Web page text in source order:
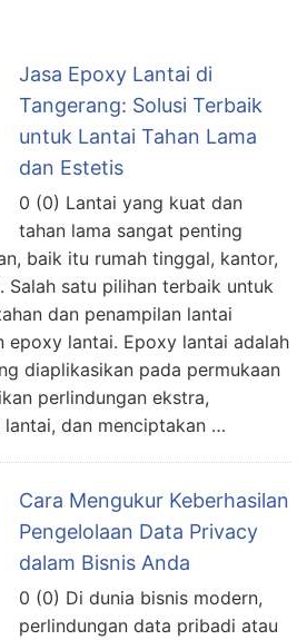
Jasa Epoxy Lantai di
Tangerang: Solusi Terbaik
untuk Lantai Tahan Lama
dan Estetis
0 (0) Lantai yang kuat dan
tahan lama sangat penting
baik itu rumah tinggal, kantor,
Salah satu pilihan terbaik untuk
dan penampilan lantai
epoxy lantai. Epoxy lantai adalah
diaplikasikan pada permukaan
perlindungan ekstra,
lantai, dan menciptakan …
Cara Mengukur Keberhasilan
Pengelolaan Data Privacy
dalam Bisnis Anda
0 (0) Di dunia bisnis modern,
perlindungan data pribadi atau